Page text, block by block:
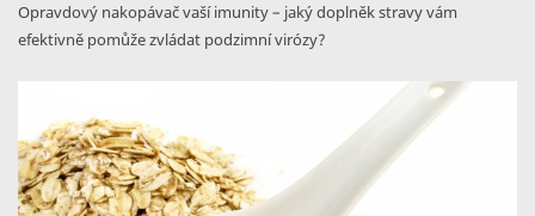
Opravdový nakopávač vaší imunity – jaký doplněk stravy vám
efektivně pomůže zvládat podzimní virózy?